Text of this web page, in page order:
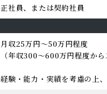
正社員、または契約社員
月収25万円～50万円程度
（年収300～600万円程度から
経験・能力・実績を考慮の上